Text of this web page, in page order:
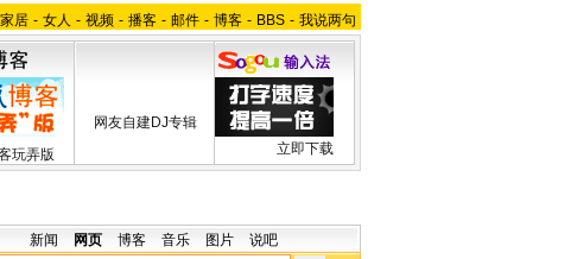
家居 - 女人 - 视频 - 播客 - 邮件 - 博客 - BBS - 我说两句
玩弄版
网友自建DJ专辑
立即下载
新闻 网页 博客 音乐 图片 说吧